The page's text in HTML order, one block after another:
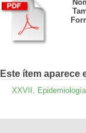
Este ítem aparece
XXVII,